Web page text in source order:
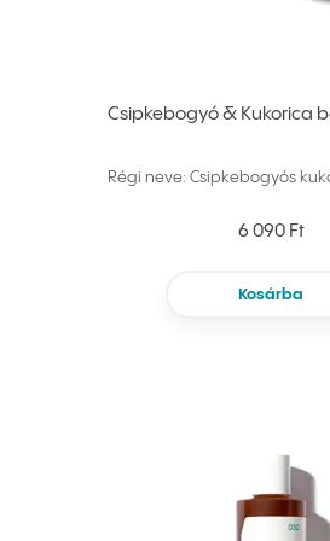
Csipkebogyó & Kukorica
Régi neve: Csipkebogyós
6 090 Ft
Kosárba